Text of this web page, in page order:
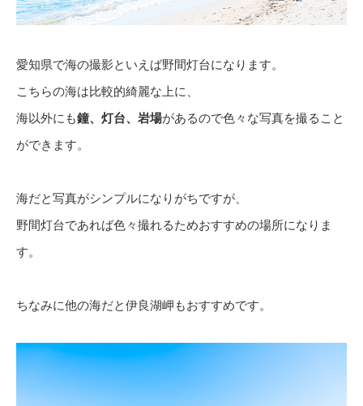
愛知県で海の撮影といえば野間灯台になります。
こちらの海は比較的綺麗な上に、
海以外にも鐘、灯台、岩場があるので色々な写真を撮ること
ができます。
海だと写真がシンプルになりがちですが、
野間灯台であれば色々撮れるためおすすめの場所になりま
す。
ちなみに他の海だと伊良湖岬もおすすめです。